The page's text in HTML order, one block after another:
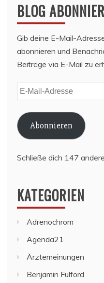
BLOG
Gib deine E-Mail-
abonnieren und
Beiträge via E-Mail zu
E-
Mail-
Adresse
Abonnieren
Schließe dich 147
KATEGORIEN
Adrenochrom
Agenda21
Ärztemeinungen
Benjamin Fulford